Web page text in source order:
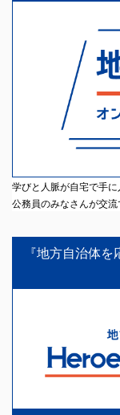
学びと人脈が自宅で手
公務員のみなさんが交流
『地方自治体